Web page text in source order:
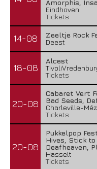
Amorphis,
Eindhoven
Tickets
14-08
Zeeltje Rock
Deest
18-08
Alcest
Tickets
20-08
Cabaret Vert
Bad Seeds,
Charleville-
Tickets
20-08
Pukkelpop
Hives, Stick to
Deafheaven,
Hasselt
Tickets